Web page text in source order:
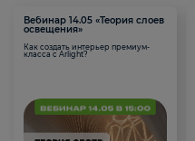
Вебинар 14.05 «Теория слоев
освещения»
Как создать интерьер премиум-
класса с Arlight?